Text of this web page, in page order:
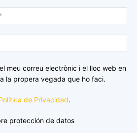
meu correu electrònic i el lloc web en
la propera vegada que ho faci.
de Privacidad.
protección de datos